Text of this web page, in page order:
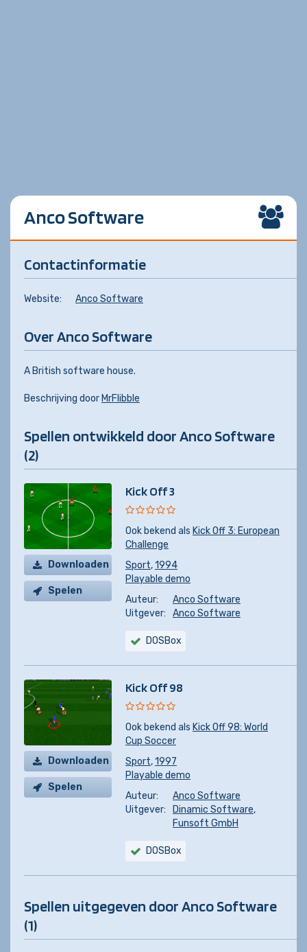
Anco Software
Contactinformatie
Website: Anco Software
Over Anco Software
A British software house.
Beschrijving door MrFlibble
Spellen ontwikkeld door Anco Software
(2)
Downloaden
Spelen
Kick Off 3
Ook bekend als Kick Off 3: European
Challenge
Sport,1994
Playable demo
Auteur:
Anco Software
Uitgever:
Anco Software
DOSBox
Downloaden
Spelen
Kick Off 98
Ook bekend als Kick Off 98: World
Cup Soccer
Sport,1997
Playable demo
Auteur:
Anco Software
Uitgever:
Dinamic Software,
Funsoft GmbH
DOSBox
Spellen uitgegeven door Anco Software
(1)